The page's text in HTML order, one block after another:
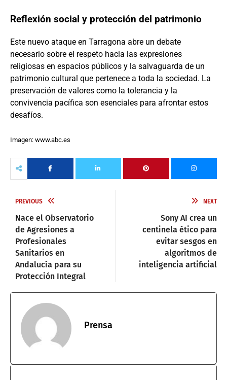
Reflexión social y protección del patrimonio
Este nuevo ataque en Tarragona abre un debate
necesario sobre el respeto hacia las expresiones
religiosas en espacios públicos y la salvaguarda de un
patrimonio cultural que pertenece a toda la sociedad. La
preservación de valores como la tolerancia y la
convivencia pacífica son esenciales para afrontar estos
desafíos.
Imagen: www.abc.es
PREVIOUS
Nace el Observatorio
de Agresiones a
Profesionales
Sanitarios en
Andalucía para su
Protección Integral
NEXT
Sony AI crea un
centinela ético para
evitar sesgos en
algoritmos de
inteligencia artificial
Prensa